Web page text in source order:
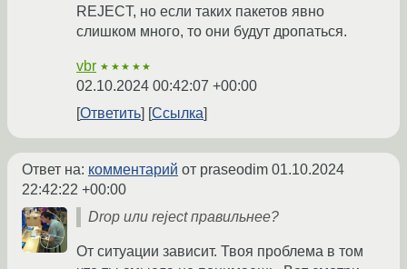
REJECT, но если таких пакетов явно
слишком много, то они будут дропаться.
vbr ★★★★★
02.10.2024 00:42:07 +00:00
Ответить
Ссылка
Ответ на: комментарий от praseodim 01.10.2024
22:42:22 +00:00
Drop или reject правильнее?
От ситуации зависит. Твоя проблема в том